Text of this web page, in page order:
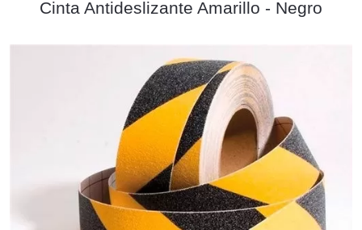
Cinta Antideslizante Amarillo - Negro